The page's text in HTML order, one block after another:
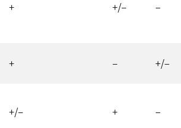
+ +/‒ ‒
+ ‒ +/‒
+/‒ + ‒